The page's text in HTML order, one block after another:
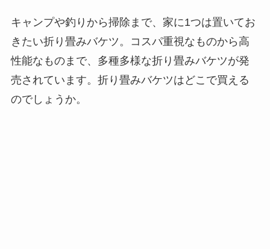
キャンプや釣りから掃除まで、家に1つは置いてお
きたい折り畳みバケツ。コスパ重視なものから高
性能なものまで、多種多様な折り畳みバケツが発
売されています。折り畳みバケツはどこで買える
のでしょうか。